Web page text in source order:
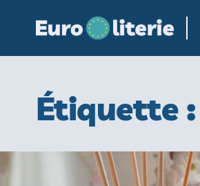
Étiquette :